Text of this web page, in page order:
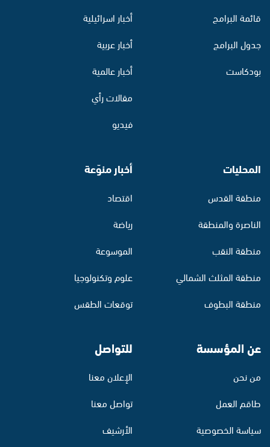
قائمة البرامج
جدول البرامج
بودكاست
أخبار اسرائيلية
أخبار عربية
أخبار عالمية
مقالات رأي
فيديو
المحليات
منطقة القدس
الناصرة والمنطقة
منطقة النقب
منطقة المثلث الشمالي
منطقة البطوف
أخبار منوّعة
اقتصاد
رياضة
الموسوعة
علوم وتكنولوجيا
توقعات الطقس
عن المؤسسة
من نحن
طاقم العمل
سياسة الخصوصية
للتواصل
الإعلان معنا
تواصل معنا
الأرشيف